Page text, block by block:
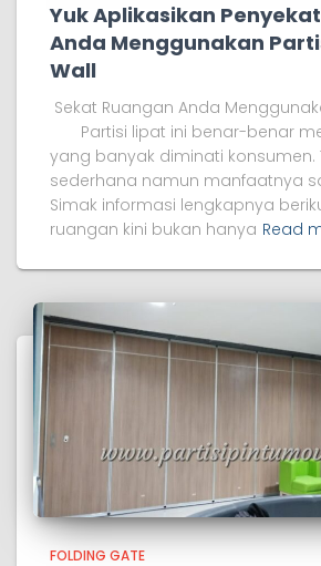
Yuk Aplikasikan
Anda Menggunakan
Wall
Sekat Ruangan Anda
Partisi lipat ini benar-benar
yang banyak diminati konsumen.
sederhana namun manfaatnya
Simak informasi lengkapnya
ruangan kini bukan hanya Read
FOLDING GATE